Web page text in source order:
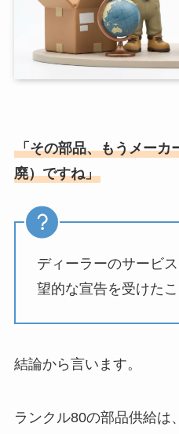
「その部品、もうメーカ
廃）ですね」
ディーラーのサービ
望的な宣告を受けた
結論から言います。
ランクル80の部品供給は、